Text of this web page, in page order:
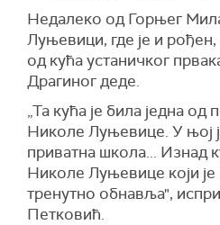
Недалеко од Горњег
Луњевици, где је и рођен,
од кућа устаничког
Драгиног деде.
„Та кућа је била једна од
Николе Луњевице. У њој
приватна школа... Изнад
Николе Луњевице који је
тренутно обнавља",
Петковић.